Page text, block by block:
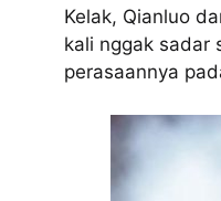
Kelak, Qianluo
kali nggak sadar
perasaannya